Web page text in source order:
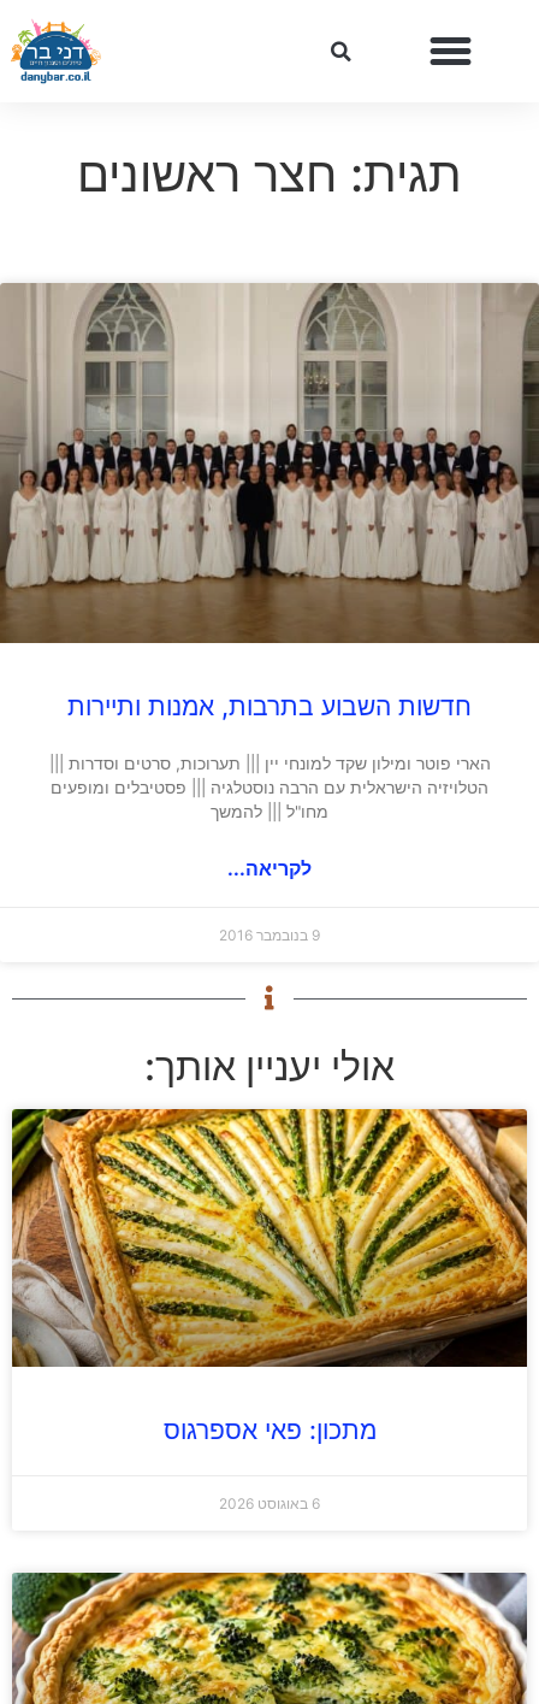
תגית: חצר ראשונים
חדשות השבוע בתרבות, אמנות ותיירות
הארי פוטר ומילון שקד למונחי יין ||| תערוכות, סרטים וסדרות |||
הטלויזיה הישראלית עם הרבה נוסטלגיה ||| פסטיבלים ומופעים
מחו"ל ||| להמשך
לקריאה...
9 בנובמבר 2016
אולי יעניין אותך:
מתכון: פאי אספרגוס
6 באוגוסט 2026